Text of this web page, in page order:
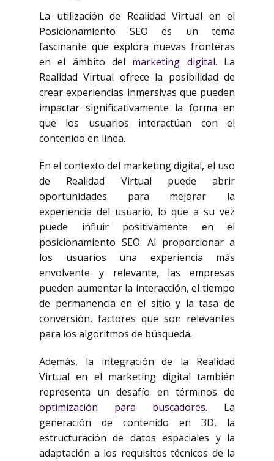
La utilización de Realidad Virtual en el
Posicionamiento SEO es un tema
fascinante que explora nuevas fronteras
en el ámbito del marketing digital. La
Realidad Virtual ofrece la posibilidad de
crear experiencias inmersivas que pueden
impactar significativamente la forma en
que los usuarios interactúan con el
contenido en línea.
En el contexto del marketing digital, el uso
de Realidad Virtual puede abrir
oportunidades para mejorar la
experiencia del usuario, lo que a su vez
puede influir positivamente en el
posicionamiento SEO. Al proporcionar a
los usuarios una experiencia más
envolvente y relevante, las empresas
pueden aumentar la interacción, el tiempo
de permanencia en el sitio y la tasa de
conversión, factores que son relevantes
para los algoritmos de búsqueda.
Además, la integración de la Realidad
Virtual en el marketing digital también
representa un desafío en términos de
optimización para buscadores. La
generación de contenido en 3D, la
estructuración de datos espaciales y la
adaptación a los requisitos técnicos de la